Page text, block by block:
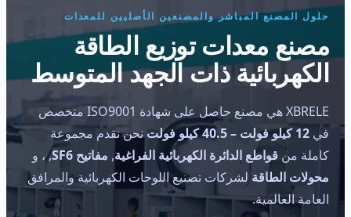
حلول المصنع المباشر والمصنعين الأصليين للمعدات
مصنع معدات توزيع الطاقة
الكهربائية ذات الجهد المتوسط
XBRELE هي مصنع حاصل على شهادة ISO9001 متخصص
في 12 كيلو فولت – 40.5 كيلو فولت
نحن نقدم مجموعة
كاملة من قواطع الدائرة الكهربائية الفراغية, مفاتيح SF6
, ، و
محولات الطاقة لشركات تصنيع اللوحات الكهربائية والمرافق
العامة العالمية.